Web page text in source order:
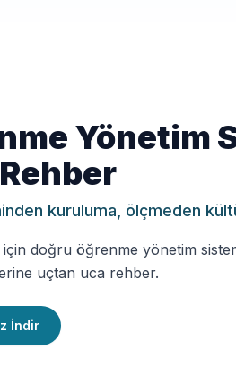
Yönetim
kuruluma, ölçmeden
doğru öğrenme yönetim
uçtan uca rehber.
İndir